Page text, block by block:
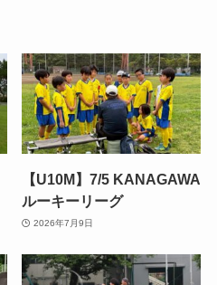
【U10M】7/5 KANAGAWA
ルーキーリーグ
2026年7月9日